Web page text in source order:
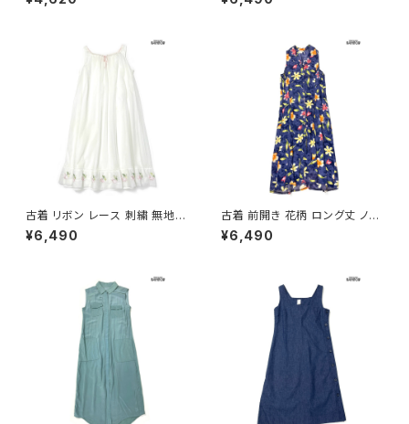
13)
リーブ ワンピース ピンク (otu2
古着 リボン レース 刺繍 無地
シフォン ロング丈 ノースリーブ
ワンピース 白 生成り (otu260
¥6,490
古着 前開き 花柄 ロング丈 ノー
スリーブ ワンピース 紺 (otu26
05058)
¥6,490